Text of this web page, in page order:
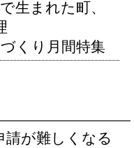
生まれた町、
くり月間特集
請が難しくなる